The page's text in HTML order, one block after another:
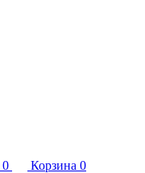
0 Корзина 0